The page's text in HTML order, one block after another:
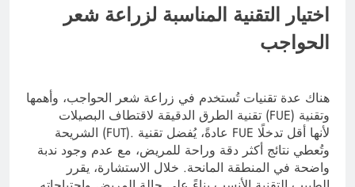
اختيار التقنية المناسبة لزراعة شعر
الحواجب
هناك عدة تقنيات تُستخدم في زراعة شعر الحواجب، وأهمها
تقنية الطرق الدقيقة لاقتطاف البصيلات (FUE) وتقنية
الشريحة (FUT). عادةً، يُفضل تقنية FUE لأنها أقل تدخلًا
وتُعطي نتائج أكثر دقة وراحة للمريض، مع عدم وجود ندبة
واضحة في المنطقة المانحة. خلال الاستشارة، يقرر